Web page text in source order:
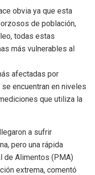
obvia ya que esta
de población,
todas estas
más vulnerables al
afectadas por
encuentran en niveles
que utiliza la
a sufrir
pero una rápida
de Alimentos (PMA)
extrema, comentó